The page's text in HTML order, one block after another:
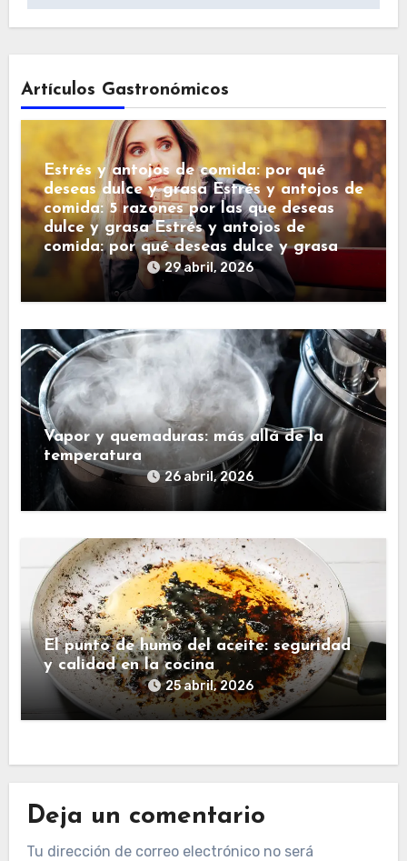
Artículos Gastronómicos
Estrés y antojos de comida: por qué
deseas dulce y grasa Estrés y antojos de
comida: 5 razones por las que deseas
dulce y grasa Estrés y antojos de
comida: por qué deseas dulce y grasa
29 abril, 2026
Vapor y quemaduras: más allá de la
temperatura
26 abril, 2026
El punto de humo del aceite: seguridad
y calidad en la cocina
25 abril, 2026
Deja un comentario
Tu dirección de correo electrónico no será